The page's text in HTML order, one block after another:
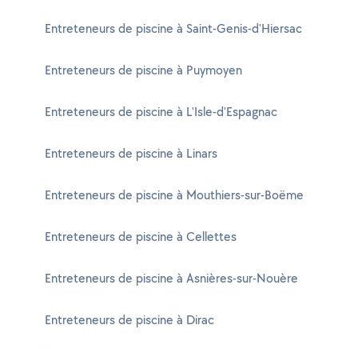
Entreteneurs de piscine à Saint-Genis-d'Hiersac
Entreteneurs de piscine à Puymoyen
Entreteneurs de piscine à L'Isle-d'Espagnac
Entreteneurs de piscine à Linars
Entreteneurs de piscine à Mouthiers-sur-Boëme
Entreteneurs de piscine à Cellettes
Entreteneurs de piscine à Asnières-sur-Nouère
Entreteneurs de piscine à Dirac